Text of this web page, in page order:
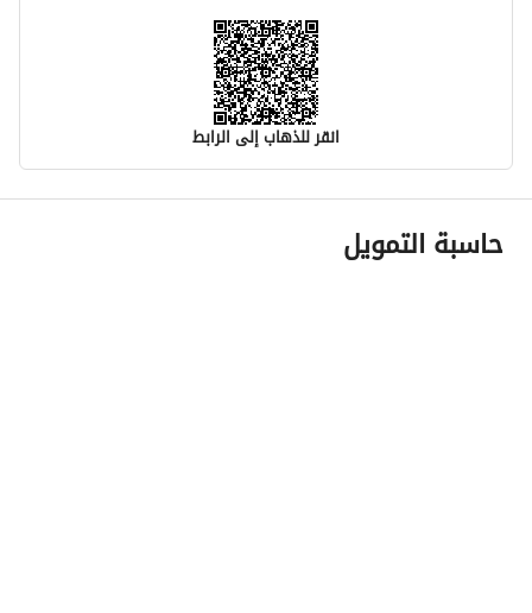
انقر للذهاب إلى الرابط
معلومات مسؤول الإعلان
اسم المسؤول
حاسبة التمويل